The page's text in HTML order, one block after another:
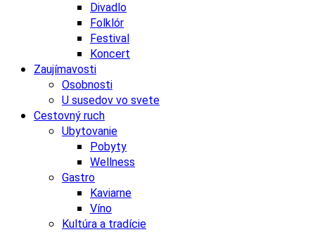
Divadlo
Folklór
Festival
Koncert
Zaujímavosti
Osobnosti
U susedov vo svete
Cestovný ruch
Ubytovanie
Pobyty
Wellness
Gastro
Kaviarne
Víno
Kultúra a tradície